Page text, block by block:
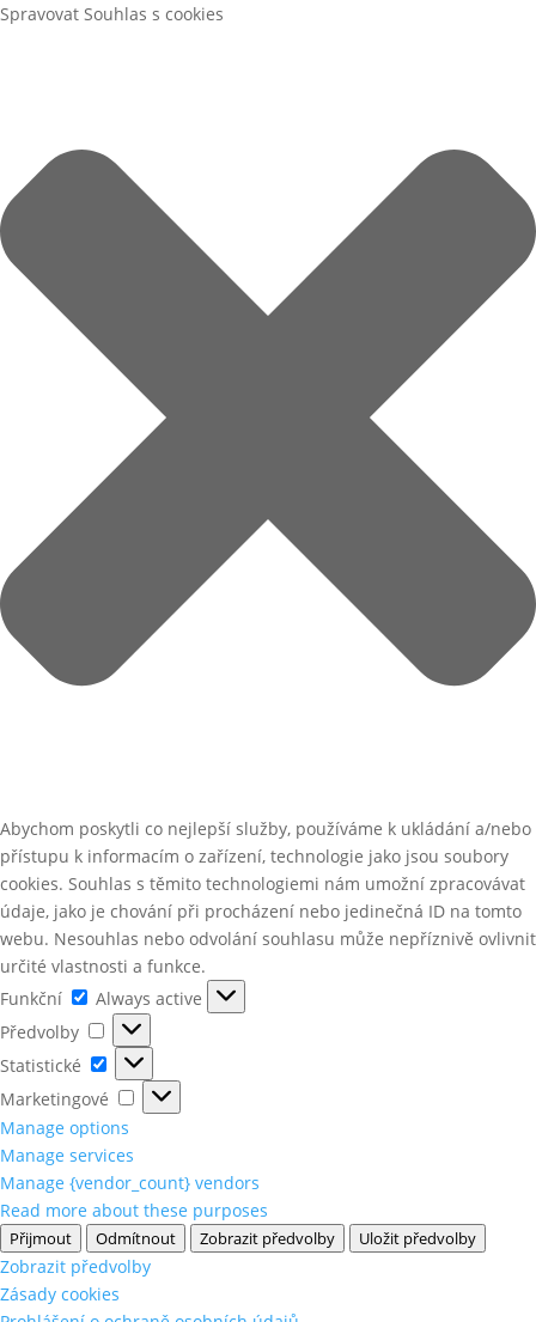
Spravovat Souhlas s cookies
Abychom poskytli co nejlepší služby, používáme k ukládání a/nebo
přístupu k informacím o zařízení, technologie jako jsou soubory
cookies. Souhlas s těmito technologiemi nám umožní zpracovávat
údaje, jako je chování při procházení nebo jedinečná ID na tomto
webu. Nesouhlas nebo odvolání souhlasu může nepříznivě ovlivnit
určité vlastnosti a funkce.
Funkční
Funkční
Always active
Předvolby
Předvolby
Statistické
Statistické
Marketingové
Marketingové
Manage options
Manage services
Manage {vendor_count} vendors
Read more about these purposes
Přijmout Odmítnout Zobrazit předvolby Uložit předvolby
Zobrazit předvolby
Zásady cookies